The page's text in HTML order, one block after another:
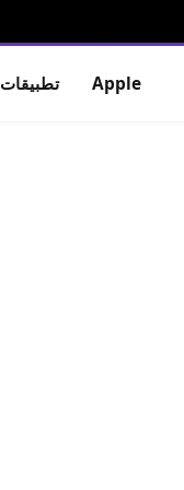
Apple تطبيقات